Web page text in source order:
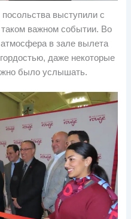
выступили с
важном событии. Во
в зале вылета
даже некоторые
было услышать.